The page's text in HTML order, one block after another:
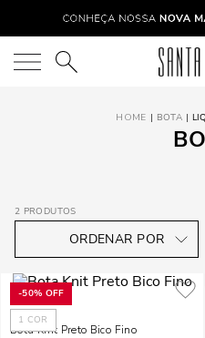
O que você está procurando?
BOTA
2 PRODUTOS
-50% OFF
1 COR
Bota Knit Preto Bico Fino